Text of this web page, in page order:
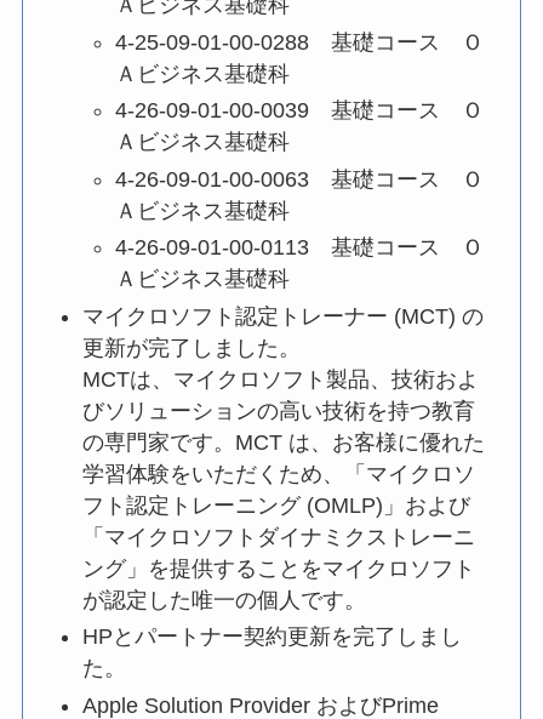
Ａビジネス基礎科
4-25-09-01-00-0288 基礎コース Ｏ
Ａビジネス基礎科
4-26-09-01-00-0039 基礎コース Ｏ
Ａビジネス基礎科
4-26-09-01-00-0063 基礎コース Ｏ
Ａビジネス基礎科
4-26-09-01-00-0113 基礎コース Ｏ
Ａビジネス基礎科
マイクロソフト認定トレーナー (MCT) の
更新が完了しました。
MCTは、マイクロソフト製品、技術およ
びソリューションの高い技術を持つ教育
の専門家です。MCT は、お客様に優れた
学習体験をいただくため、「マイクロソ
フト認定トレーニング (OMLP)」および
「マイクロソフトダイナミクストレーニ
ング」を提供することをマイクロソフト
が認定した唯一の個人です。
HPとパートナー契約更新を完了しまし
た。
Apple Solution Provider およびPrime